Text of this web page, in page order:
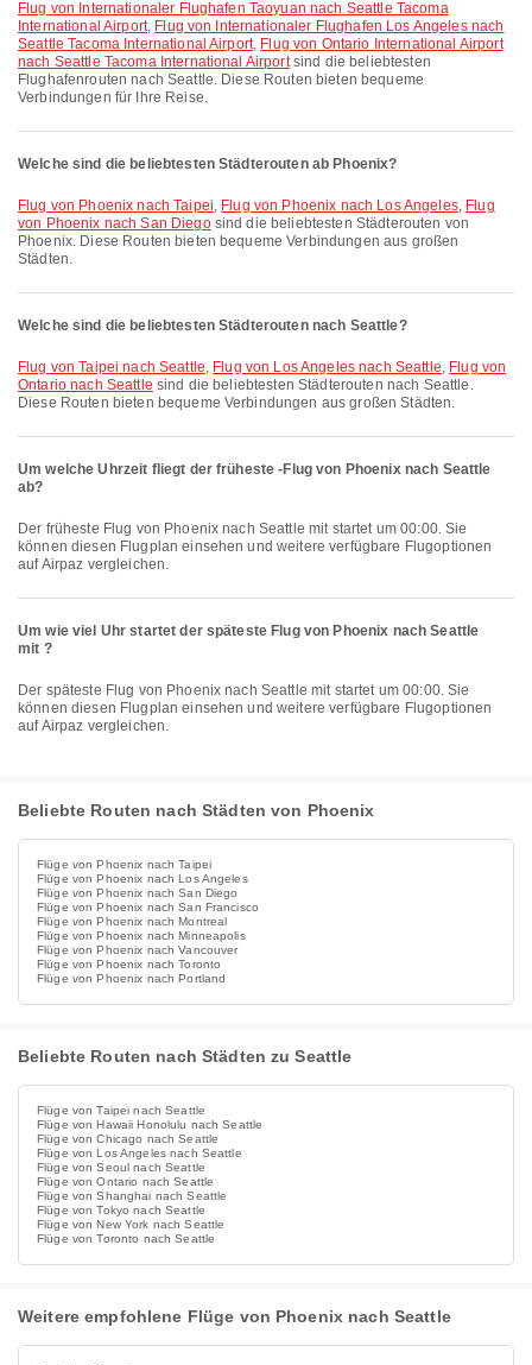
Flug von Internationaler Flughafen Taoyuan nach Seattle Tacoma
International Airport, Flug von Internationaler Flughafen Los Angeles nach
Seattle Tacoma International Airport, Flug von Ontario International Airport
nach Seattle Tacoma International Airportsind die beliebtesten
Flughafenrouten nach Seattle. Diese Routen bieten bequeme
Verbindungen für Ihre Reise.
Welche sind die beliebtesten Städterouten ab Phoenix?
Flug von Phoenix nach Taipei, Flug von Phoenix nach Los Angeles, Flug
von Phoenix nach San Diegosind die beliebtesten Städterouten von
Phoenix. Diese Routen bieten bequeme Verbindungen aus großen
Städten.
Welche sind die beliebtesten Städterouten nach Seattle?
Flug von Taipei nach Seattle, Flug von Los Angeles nach Seattle, Flug von
Ontario nach Seattle sind die beliebtesten Städterouten nach Seattle.
Diese Routen bieten bequeme Verbindungen aus großen Städten.
Um welche Uhrzeit fliegt der früheste -Flug von Phoenix nach Seattle
ab?
Der früheste Flug von Phoenix nach Seattle mit startet um 00:00. Sie
können diesen Flugplan einsehen und weitere verfügbare Flugoptionen
auf Airpaz vergleichen.
Um wie viel Uhr startet der späteste Flug von Phoenix nach Seattle
mit ?
Der späteste Flug von Phoenix nach Seattle mit startet um 00:00. Sie
können diesen Flugplan einsehen und weitere verfügbare Flugoptionen
auf Airpaz vergleichen.
Beliebte Routen nach Städten von Phoenix
Flüge von Phoenix nach Taipei
Flüge von Phoenix nach Los Angeles
Flüge von Phoenix nach San Diego
Flüge von Phoenix nach San Francisco
Flüge von Phoenix nach Montreal
Flüge von Phoenix nach Minneapolis
Flüge von Phoenix nach Vancouver
Flüge von Phoenix nach Toronto
Flüge von Phoenix nach Portland
Beliebte Routen nach Städten zu Seattle
Flüge von Taipei nach Seattle
Flüge von Hawaii Honolulu nach Seattle
Flüge von Chicago nach Seattle
Flüge von Los Angeles nach Seattle
Flüge von Seoul nach Seattle
Flüge von Ontario nach Seattle
Flüge von Shanghai nach Seattle
Flüge von Tokyo nach Seattle
Flüge von New York nach Seattle
Flüge von Toronto nach Seattle
Weitere empfohlene Flüge von Phoenix nach Seattle